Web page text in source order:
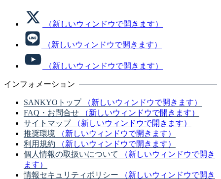
（新しいウィンドウで開きます）
（新しいウィンドウで開きます）
（新しいウィンドウで開きます）
インフォメーション
SANKYOトップ
（新しいウィンドウで開きます）
FAQ・お問合せ
（新しいウィンドウで開きます）
サイトマップ
（新しいウィンドウで開きます）
推奨環境
（新しいウィンドウで開きます）
利用規約
（新しいウィンドウで開きます）
個人情報の取扱いについて
（新しいウィンドウで開き
ます）
情報セキュリティポリシー
（新しいウィンドウで開き